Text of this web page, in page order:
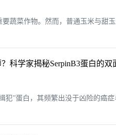
蔬菜作物。然而，普通玉米与甜
科学家揭秘SerpinB3蛋白的双
犯”蛋白，其频繁出没于凶险的癌